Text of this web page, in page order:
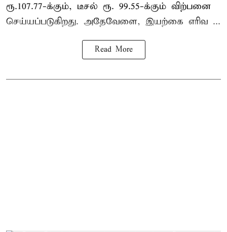
ரூ.107.77-க்கும், டீசல் ரூ. 99.55-க்கும் விற்பனை
செய்யப்படுகிறது. அதேவேளை, இயற்கை எரிவ ...
Read More